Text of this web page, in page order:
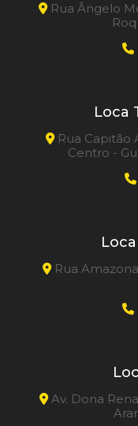
Rua Ângelo
Loca
Rua Capitão
Centro -
Rua
Av. Dona